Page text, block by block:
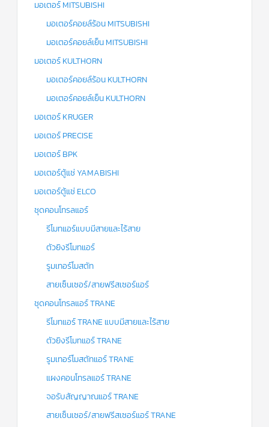
มอเตอร์ MITSUBISHI
มอเตอร์คอยล์ร้อน MITSUBISHI
มอเตอร์คอยล์เย็น MITSUBISHI
มอเตอร์ KULTHORN
มอเตอร์คอยล์ร้อน KULTHORN
มอเตอร์คอยล์เย็น KULTHORN
มอเตอร์ KRUGER
มอเตอร์ PRECISE
มอเตอร์ BPK
มอเตอร์ตู้แช่ YAMABISHI
มอเตอร์ตู้แช่ ELCO
ชุดคอนโทรลแอร์
รีโมทแอร์แบบมีสายและไร้สาย
ตัวยิงรีโมทแอร์
รูมเทอร์โมสตัท
สายเซ็นเซอร์/สายฟรีสเซอร์แอร์
ชุดคอนโทรลแอร์ TRANE
รีโมทแอร์ TRANE แบบมีสายและไร้สาย
ตัวยิงรีโมทแอร์ TRANE
รูมเทอร์โมสตัทแอร์ TRANE
แผงคอนโทรลแอร์ TRANE
จอรับสัญญาณแอร์ TRANE
สายเซ็นเซอร์/สายฟรีสเซอร์แอร์ TRANE